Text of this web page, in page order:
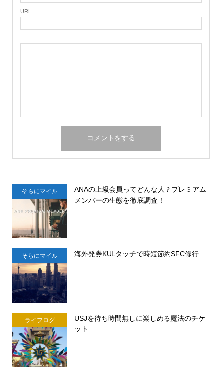
URL
そらにマイル
ANAの上級会員ってどんな人？プレミアム
メンバーの生態を徹底調査！
そらにマイル 海外発券KULタッチで時短節約SFC修行
ライフログ
USJを待ち時間無しに楽しめる魔法のチケ
ット